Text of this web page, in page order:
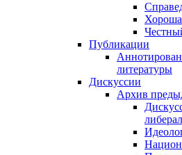
Публикации
литературы
Дискуссии
Архив